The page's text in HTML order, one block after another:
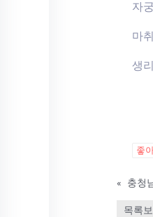
자
마
생
좋
«
목록